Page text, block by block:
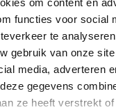
functies voor social
te
gebruik van onze
media, adverteren
gegevens
ze heeft verstrekt